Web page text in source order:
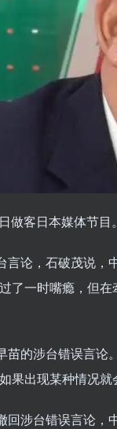
做客日本媒体节目
论，石破茂说，
了一时嘴瘾，但
苗的涉台错误言
果出现某种情况
回涉台错误言论